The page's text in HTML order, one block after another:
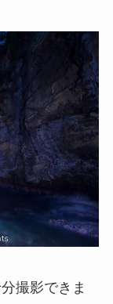
撮影できま